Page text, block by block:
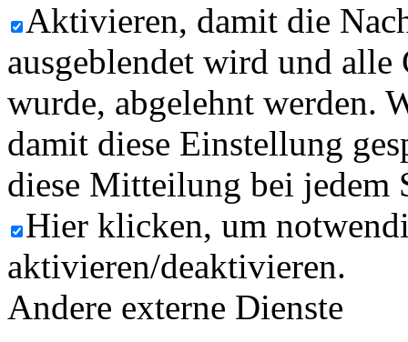
Aktivieren, damit die
ausgeblendet wird und
wurde, abgelehnt werden.
damit diese Einstellung
diese Mitteilung bei jedem
Hier klicken, um
aktivieren/deaktivieren.
Andere externe Dienste